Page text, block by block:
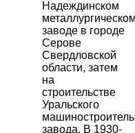
Надеждинском
заводе в городе
Серове
Свердловской
области, затем
на
строительстве
Уральского
завода. В 1930-